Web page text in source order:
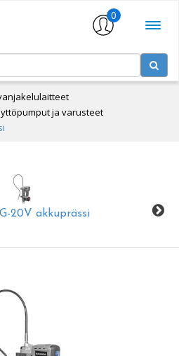
0
ja varusteet
20V akkuprässi